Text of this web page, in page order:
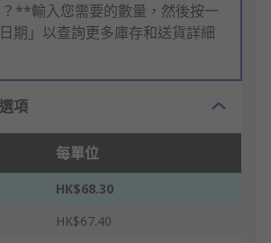
**輸入您需要的數量，然後按一
期」以查詢更多庫存和送貨詳細
項
每單位
HK$68.30
HK$67.40